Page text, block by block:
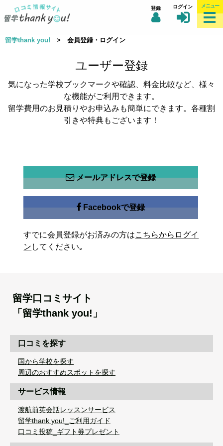
登録 ログイン メニュー
留学thank you! > 会員登録・ログイン
ユーザー登録
気になった学校ブックマークや確認、料金比較など、様々
な機能がご利用できます。
留学費用のお見積りやお申込みも簡単にできます。各種割
引きや特典もございます！
メールアドレスで登録
Facebookで登録
すでに会員登録がお済みの方はこちらからログイ
ン してください｡
留学口コミサイト
「留学thank you!」
口コミを探す
国から学校を探す
周辺のおすすめスポットを探す
サービス情報
渡航前英会話レッスンサービス
留学thank you!_ご利用ガイド
口コミ投稿_ギフト券プレゼント